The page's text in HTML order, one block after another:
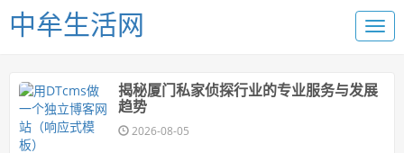
中牟生活网
揭秘厦门私家侦探行业的专业服务与发展
趋势
2026-08-05